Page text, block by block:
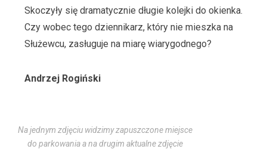
Skoczyły się dramatycznie długie kolejki do okienka.
Czy wobec tego dziennikarz, który nie mieszka na
Służewcu, zasługuje na miarę wiarygodnego?
Andrzej Rogiński
Na jednym zdjęciu widzimy zapuszczone miejsce
do parkowania a na drugim aktualne zdjęcie